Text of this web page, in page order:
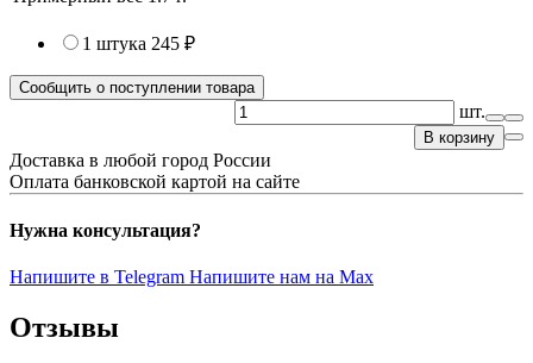
1 штука 245 ₽
Сообщить о поступлении товара
шт.
В корзину
Доставка в любой город России
Оплата банковской картой на сайте
Нужна консультация?
Напишите в Telegram Напишите нам на Max
Отзывы